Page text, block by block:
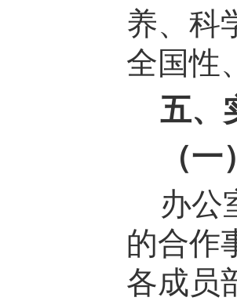
养、科
全国性
五、
（
办公
的合作
各成员